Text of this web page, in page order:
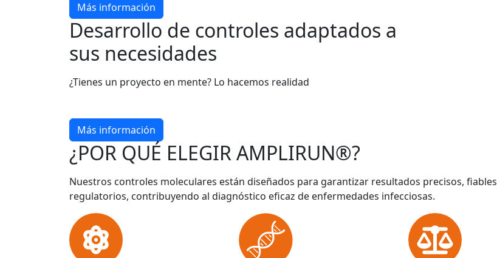
Más información
Desarrollo de controles adaptados a
sus necesidades
¿Tienes un proyecto en mente? Lo hacemos realidad
Más información
¿POR QUÉ ELEGIR AMPLIRUN®?
Nuestros controles moleculares están diseñados para garantizar resultados precisos,
regulatorios, contribuyendo al diagnóstico eficaz de enfermedades infecciosas.